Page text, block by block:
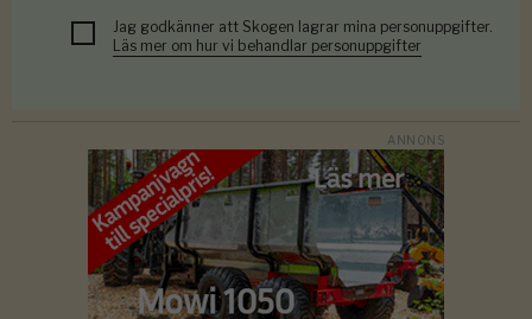
Jag godkänner att Skogen lagrar mina personuppgifter.
Läs mer om hur vi behandlar personuppgifter